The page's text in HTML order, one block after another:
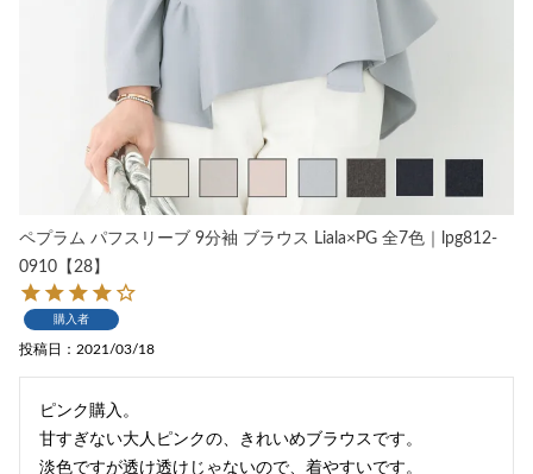
ペプラム パフスリーブ 9分袖 ブラウス Liala×PG 全7色｜lpg812-
0910【28】
購入者
投稿日 2021/03/18
ピンク購入。
甘すぎない大人ピンクの、きれいめブラウスです。
淡色ですが透け透けじゃないので、着やすいです。